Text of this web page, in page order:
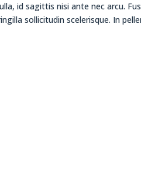
id sagittis nisi ante nec arcu.
sollicitudin scelerisque. In